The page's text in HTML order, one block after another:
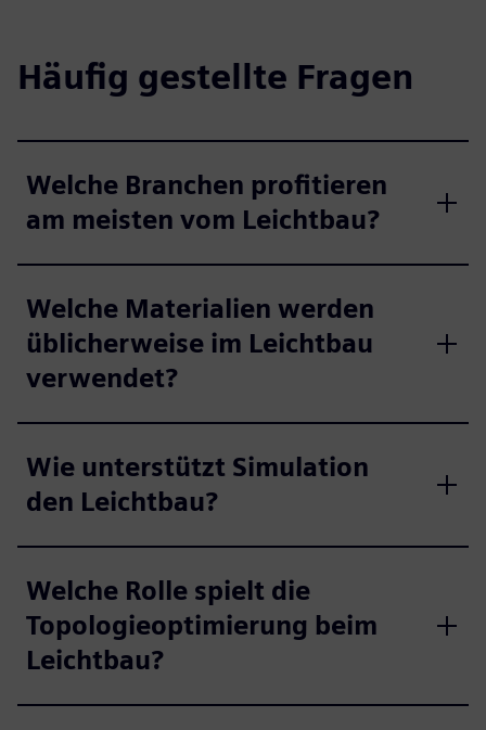
Häufig gestellte Fragen
Welche Branchen profitieren
am meisten vom Leichtbau?
Welche Materialien werden
üblicherweise im Leichtbau
verwendet?
Wie unterstützt Simulation
den Leichtbau?
Welche Rolle spielt die
Topologieoptimierung beim
Leichtbau?